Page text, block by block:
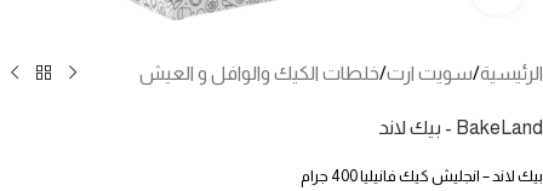
الرئيسية/سويت ارت/خلطات الكيك والوافل و العيش
BakeLand - بيك لاند
بيك لاند – انجليش كيك فانيليا 400 جرام